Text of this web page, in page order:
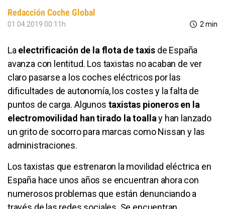
Redacción Coche Global
01.04.2019 00:11h 2 min
La electrificación de la flota de taxisde España
avanza con lentitud. Los taxistas no acaban de ver
claro pasarse a los coches eléctricos por las
dificultades de autonomía, los costes y la falta de
puntos de carga. Algunos taxistas pioneros en la
electromovilidad han tirado la toallay han lanzado
un grito de socorro para marcas como Nissan y las
administraciones.
Los taxistas que estrenaron la movilidad eléctrica en
España hace unos años se encuentran ahora con
numerosos problemas que están denunciando a